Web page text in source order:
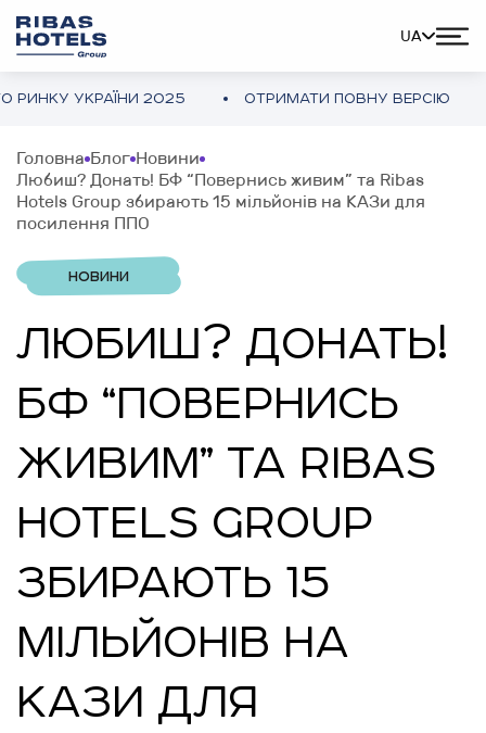
UA
УКРАЇНИ 2025 ОТРИМАТИ ПОВНУ ВЕРСІЮ
Головна Блог Новини
Любиш? Донать! БФ “Повернись живим” та Ribas
Hotels Group збирають 15 мільйонів на КАЗи для
посилення ППО
НОВИНИ
ЛЮБИШ? ДОНАТЬ!
БФ “ПОВЕРНИСЬ
ЖИВИМ” ТА RIBAS
HOTELS GROUP
ЗБИРАЮТЬ 15
МІЛЬЙОНІВ НА
КАЗИ ДЛЯ